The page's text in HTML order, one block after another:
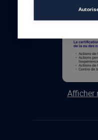
Afficher